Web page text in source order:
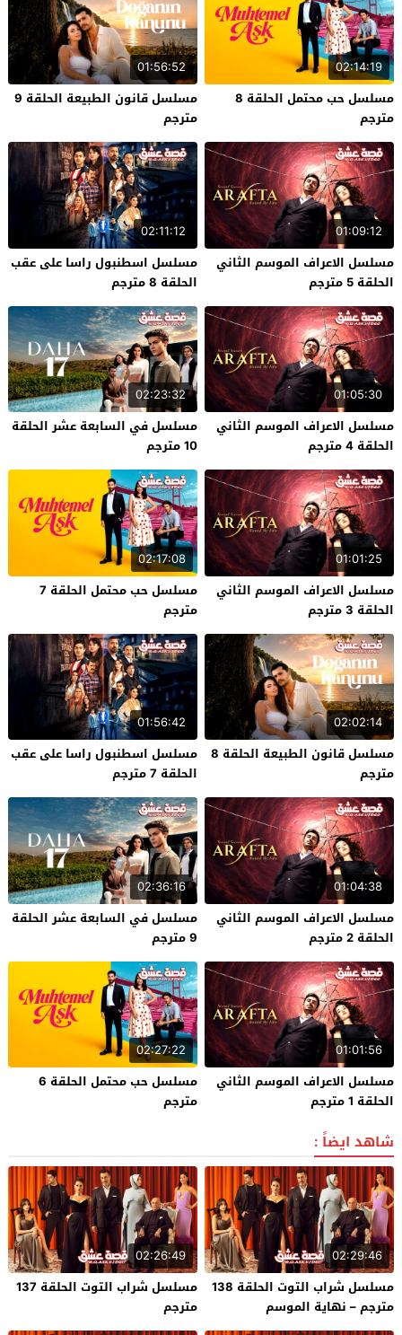
02:14:19
مسلسل حب محتمل الحلقة 8
مترجم
01:56:52
مسلسل قانون الطبيعة الحلقة 9
مترجم
01:09:12
مسلسل الاعراف الموسم الثاني
الحلقة 5 مترجم
02:11:12
مسلسل اسطنبول راسا على عقب
الحلقة 8 مترجم
01:05:30
مسلسل الاعراف الموسم الثاني
الحلقة 4 مترجم
02:23:32
مسلسل في السابعة عشر الحلقة
10 مترجم
01:01:25
مسلسل الاعراف الموسم الثاني
الحلقة 3 مترجم
02:17:08
مسلسل حب محتمل الحلقة 7
مترجم
02:02:14
مسلسل قانون الطبيعة الحلقة 8
مترجم
01:56:42
مسلسل اسطنبول راسا على عقب
الحلقة 7 مترجم
01:04:38
مسلسل الاعراف الموسم الثاني
الحلقة 2 مترجم
02:36:16
مسلسل في السابعة عشر الحلقة
9 مترجم
01:01:56
مسلسل الاعراف الموسم الثاني
الحلقة 1 مترجم
02:27:22
مسلسل حب محتمل الحلقة 6
مترجم
شاهد ايضاً :
02:29:46
مسلسل شراب التوت الحلقة 138
مترجم – نهاية الموسم
02:26:49
مسلسل شراب التوت الحلقة 137
مترجم